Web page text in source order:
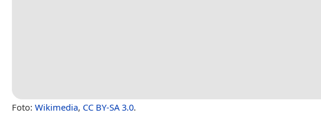
Foto: Wikimedia, CC BY-SA 3.0.